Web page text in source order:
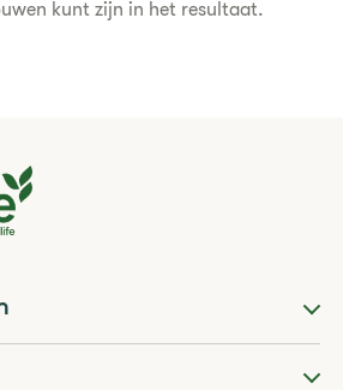
kunt zijn in het resultaat.